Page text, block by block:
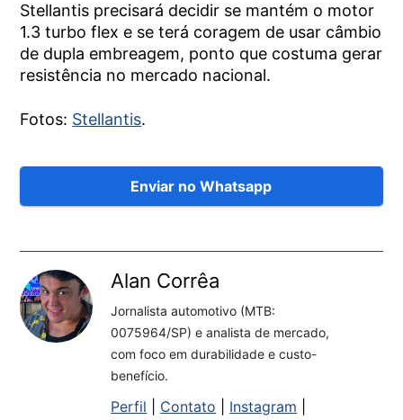
Stellantis precisará decidir se mantém o motor
1.3 turbo flex e se terá coragem de usar câmbio
de dupla embreagem, ponto que costuma gerar
resistência no mercado nacional.
Fotos: Stellantis.
Enviar no Whatsapp
Alan Corrêa
Jornalista automotivo (MTB:
0075964/SP) e analista de mercado,
com foco em durabilidade e custo-
benefício.
Perfil Contato Instagram